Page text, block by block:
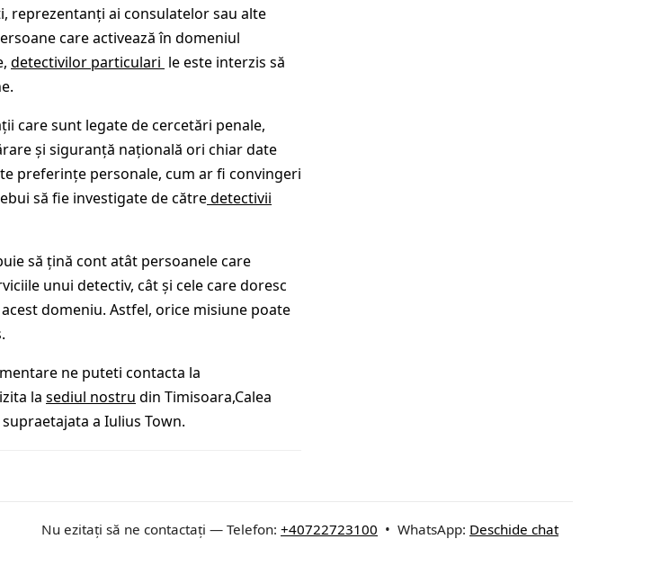
reprezentanți ai consulatelor sau alte
care activează în domeniul
detectivilor particulari le este interzis să
care sunt legate de cercetări penale,
și siguranță națională ori chiar date
preferințe personale, cum ar fi convingeri
să fie investigate de cătredetectivii
să țină cont atât persoanele care
unui detectiv, cât și cele care doresc
domeniu. Astfel, orice misiune poate
ne puteti contacta la
la sediul nostru din Timisoara,Calea
a Iulius Town.
Nu ezitați să ne contactați — Telefon: +40722723100 • WhatsApp: Deschide chat